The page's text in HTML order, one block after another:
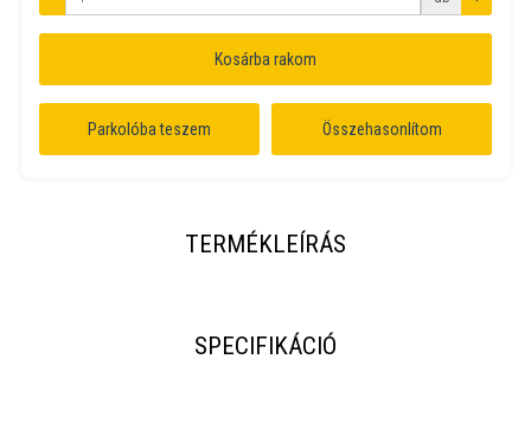
Kosárba rakom
Parkolóba teszem Összehasonlítom
TERMÉKLEÍRÁS
SPECIFIKÁCIÓ